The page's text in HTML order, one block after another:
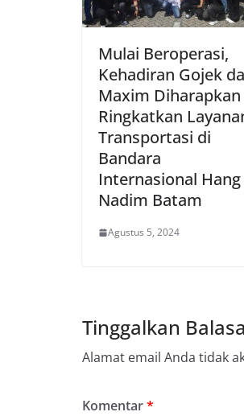
Mulai Beroperasi,
Kehadiran Gojek
Maxim Diharapkan
Ringkatkan
Transportasi di
Bandara
Internasional Hang
Nadim Batam
Agustus 5, 2024
Tinggalkan
Alamat email Anda tidak
Komentar*